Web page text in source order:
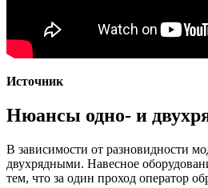
Источник
Нюансы одно- и
В зависимости от разновидности
двухрядными. Навесное
тем, что за один проход оператор